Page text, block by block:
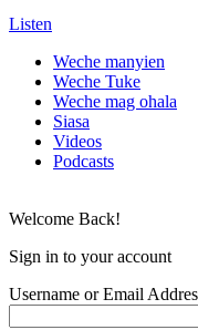
Listen
Weche manyien
Weche Tuke
Weche mag ohala
Siasa
Videos
Podcasts
Welcome Back!
Sign in to your account
Username or Email